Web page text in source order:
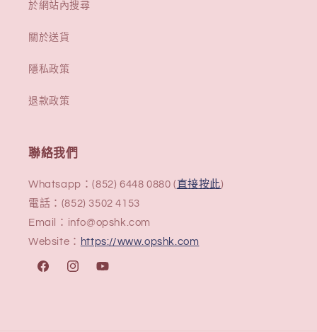
於網站內搜尋
關於送貨
隱私政策
退款政策
聯絡我們
Whatsapp：(852) 6448 0880 ( 直接按此)
電話：(852) 3502 4153
Email：info@opshk.com
Website： https://www.opshk.com
FacebookInstagramYouTube